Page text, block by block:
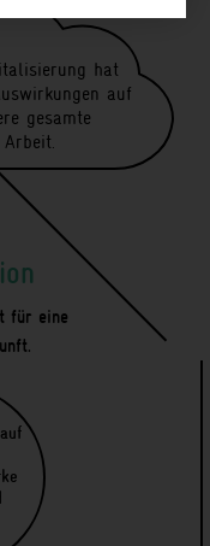
hat
auf
gesamte
Arbeit.
für eine